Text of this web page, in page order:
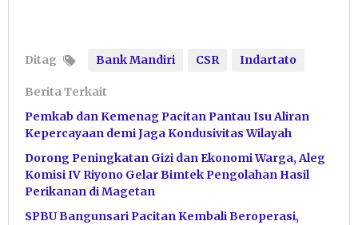
Ditag Bank Mandiri CSR Indartato
Berita Terkait
Pemkab dan Kemenag Pacitan Pantau Isu Aliran
Kepercayaan demi Jaga Kondusivitas Wilayah
Dorong Peningkatan Gizi dan Ekonomi Warga, Aleg
Komisi IV Riyono Gelar Bimtek Pengolahan Hasil
Perikanan di Magetan
SPBU Bangunsari Pacitan Kembali Beroperasi,